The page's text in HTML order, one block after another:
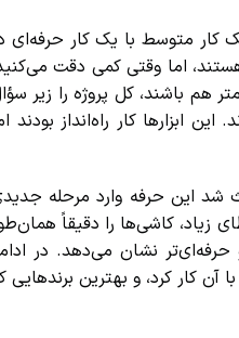
متوسط با یک کار حرفه‌ای در
اما وقتی کمی دقت می‌کنید،
باشند، کل پروژه را زیر سؤال
کار راه‌انداز بودند اما
این حرفه وارد مرحله جدیدی
زیاد، کاشی‌ها را دقیقاً همان‌طور
نشان می‌دهد. در ادامه
کار کرد، و بهترین برندهایی که